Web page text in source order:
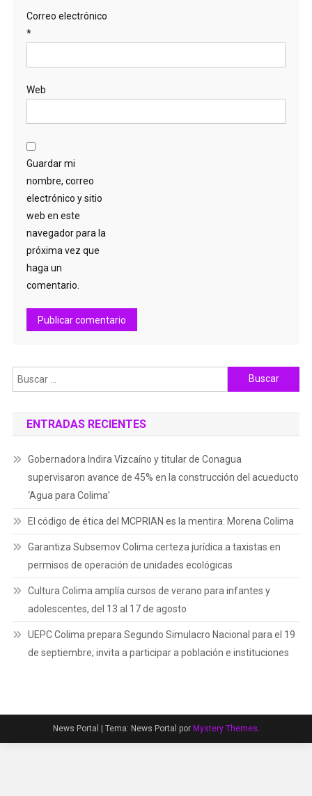
Correo electrónico
*
Web
Guardar mi
nombre, correo
electrónico y sitio
web en este
navegador para la
próxima vez que
haga un
comentario.
Buscar:
ENTRADAS RECIENTES
Gobernadora Indira Vizcaíno y titular de Conagua
supervisaron avance de 45% en la construcción del acueducto
‘Agua para Colima’
El código de ética del MCPRIAN es la mentira: Morena Colima
Garantiza Subsemov Colima certeza jurídica a taxistas en
permisos de operación de unidades ecológicas
Cultura Colima amplía cursos de verano para infantes y
adolescentes, del 13 al 17 de agosto
UEPC Colima prepara Segundo Simulacro Nacional para el 19
de septiembre; invita a participar a población e instituciones
News Portal | Tema: News Portal por Mystery Themes